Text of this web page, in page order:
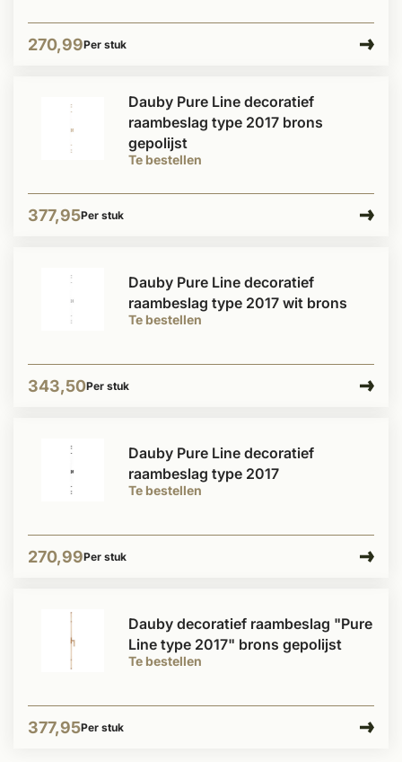
270,99Per stuk
Te bestellen
Dauby Pure Line decoratief
raambeslag type 2017 brons
gepolijst
377,95Per stuk
Te bestellen
Dauby Pure Line decoratief
raambeslag type 2017 wit brons
343,50Per stuk
Te bestellen
Dauby Pure Line decoratief
raambeslag type 2017
270,99Per stuk
Te bestellen
Dauby decoratief raambeslag "Pure
Line type 2017" brons gepolijst
377,95Per stuk